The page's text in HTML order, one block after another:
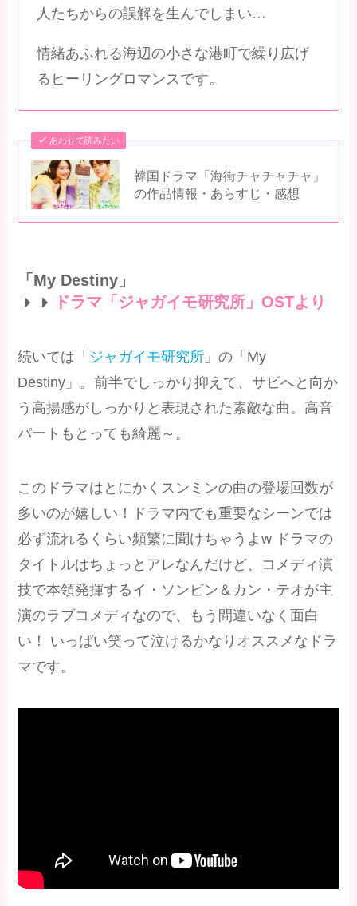
人たちからの誤解を生んでしまい…
情緒あふれる海辺の小さな港町で繰り広げ
るヒーリングロマンスです。
あわせて読みたい
韓国ドラマ「海街チャチャチャ」
の作品情報・あらすじ・感想
「My Destiny」
ドラマ「ジャガイモ研究所」OSTより
続いては「 ジャガイモ研究所 」の「My
Destiny」。前半でしっかり抑えて、サビへと向か
う高揚感がしっかりと表現された素敵な曲。高音
パートもとっても綺麗～。
このドラマはとにかくスンミンの曲の登場回数が
多いのが嬉しい！ドラマ内でも重要なシーンでは
必ず流れるくらい頻繁に聞けちゃうよw ドラマの
タイトルはちょっとアレなんだけど、コメディ演
技で本領発揮するイ・ソンビン＆カン・テオが主
演のラブコメディなので、もう間違いなく面白
い！ いっぱい笑って泣けるかなりオススメなドラ
マです。